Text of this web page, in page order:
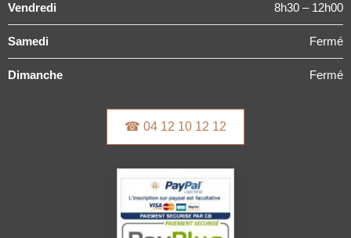
Vendredi 8h30 – 12h00
Samedi Fermé
Dimanche Fermé
☎ 04 12 10 12 12